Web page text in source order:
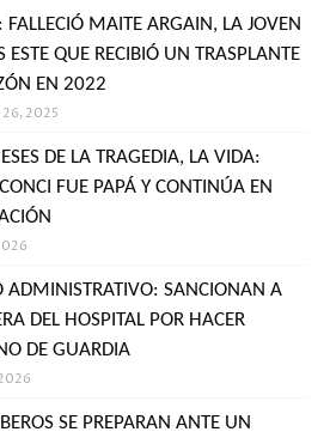
MAITE ARGAIN, LA JOVEN
ESTE QUE RECIBIÓ UN TRASPLANTE
EN 2022
2025
DE LA TRAGEDIA, LA VIDA:
FUE PAPÁ Y CONTINÚA EN
ADMINISTRATIVO: SANCIONAN A
DEL HOSPITAL POR HACER
DE GUARDIA
SE PREPARAN ANTE UN